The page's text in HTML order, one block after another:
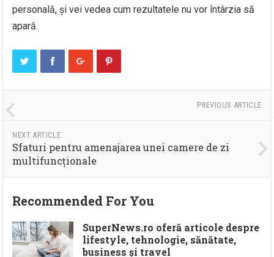
personală, și vei vedea cum rezultatele nu vor întârzia să
apară.
PREVIOUS ARTICLE
NEXT ARTICLE
Sfaturi pentru amenajarea unei camere de zi
multifuncționale
Recommended For You
SuperNews.ro oferă articole despre
lifestyle, tehnologie, sănătate,
business și travel